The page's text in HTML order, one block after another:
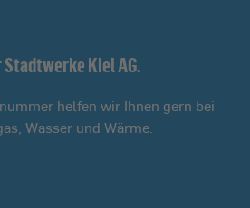
Kiel AG.
helfen wir Ihnen gern bei
Wasser und Wärme.